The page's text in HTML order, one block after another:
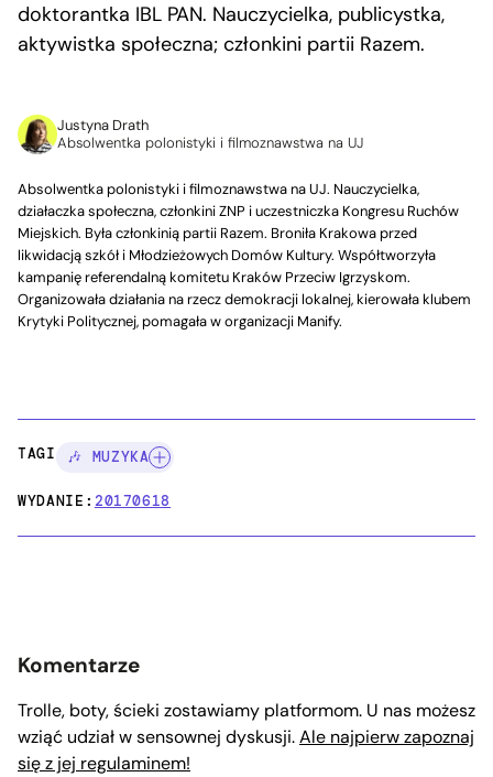
doktorantka IBL PAN. Nauczycielka, publicystka,
aktywistka społeczna; członkini partii Razem.
Justyna Drath
Absolwentka polonistyki i filmoznawstwa na UJ
Absolwentka polonistyki i filmoznawstwa na UJ. Nauczycielka,
działaczka społeczna, członkini ZNP i uczestniczka Kongresu Ruchów
Miejskich. Była członkinią partii Razem. Broniła Krakowa przed
likwidacją szkół i Młodzieżowych Domów Kultury. Współtworzyła
kampanię referendalną komitetu Kraków Przeciw Igrzyskom.
Organizowała działania na rzecz demokracji lokalnej, kierowała klubem
Krytyki Politycznej, pomagała w organizacji Manify.
TAGI: 🎶 MUZYKA
WYDANIE:20170618
Komentarze
Trolle, boty, ścieki zostawiamy platformom. U nas możesz
wziąć udział w sensownej dyskusji.Ale najpierw zapoznaj
się z jej regulaminem!